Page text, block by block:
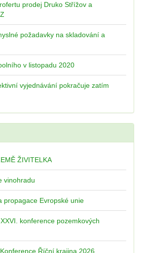
prodej Druko Střížov a
požadavky na skladování a
v listopadu 2020
vyjednávání pokračuje zatím
ŽIVITELKA
vinohradu
propagace Evropské unie
konference pozemkových
Říční krajina 2026